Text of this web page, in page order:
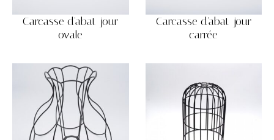
Carcasse d'abat-jour
ovale
Carcasse d'abat-jour
carrée